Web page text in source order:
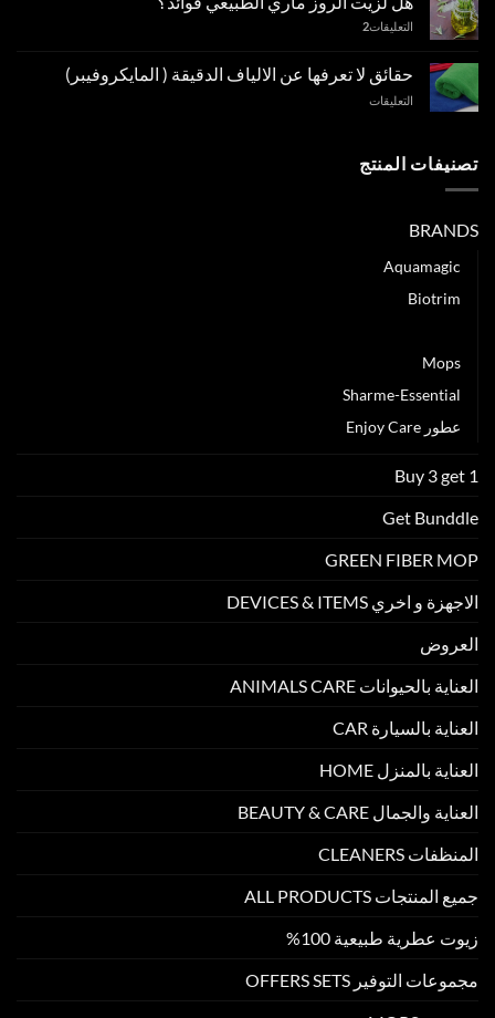
هل
تستخدم
طبيعي
لتنظيف
شعرك؟
التعليقات2
حقائق لا تعرفها عن الالياف الدقيقة ( المايكروفيبر)
التعليقاتعلى
عن
تصنيفات المنتج
BRANDS
Aquamagic
Biotrim
Mops
Sharme-Essential
عطور Enjoy Care
Buy 3 get 1
Get Bunddle
GREEN FIBER MOP
الاجهزة و اخري DEVICES & ITEMS
العروض
العناية بالحيوانات ANIMALS CARE
العناية بالسيارة CAR
العناية بالمنزل HOME
العناية والجمال BEAUTY & CARE
المنظفات CLEANERS
جميع المنتجات ALL PRODUCTS
زيوت عطرية طبيعية 100%
مجموعات التوفير OFFERS SETS